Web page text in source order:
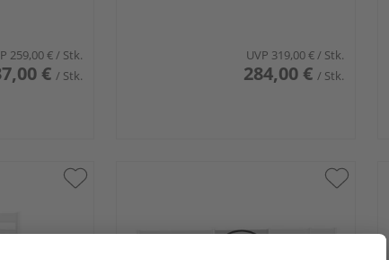
259,00 €/ Stk.
€ / Stk.
UVP 319,00 €/ Stk.
284,00 € / Stk.